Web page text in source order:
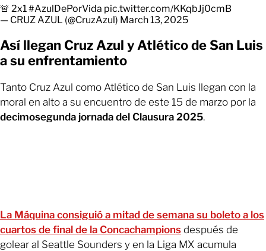
🚨 2x1#AzulDePorVida pic.twitter.com/KKqbJj0cmB
— CRUZ AZUL (@CruzAzul) March 13, 2025
Así llegan Cruz Azul y Atlético de San Luis
a su enfrentamiento
Tanto Cruz Azul como Atlético de San Luis llegan con la
moral en alto a su encuentro de este 15 de marzo por la
decimosegunda jornada del Clausura 2025.
La Máquina consiguió a mitad de semana su boleto a los
cuartos de final de la Concachampions después de
golear al Seattle Sounders y en la Liga MX acumula